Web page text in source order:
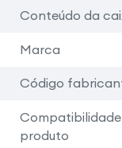
Conteúdo da
Marca
Código
produto